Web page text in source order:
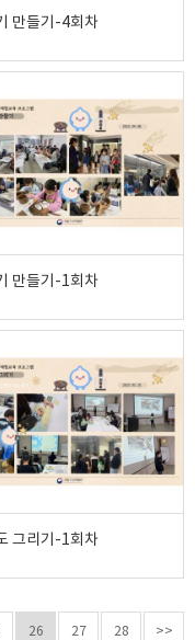
만들기-4회차
만들기-1회차
그리기-1회차
26 27 28 >>